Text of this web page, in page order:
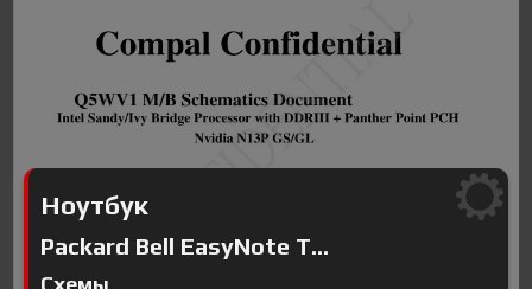
Ноутбук
Packard Bell EasyNote T...
Схемы